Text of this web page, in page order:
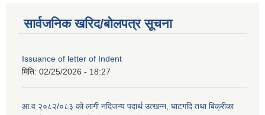
सार्वजनिक खरिद/बोलपत्र सूचना
Issuance of letter of Indent
मिति: 02/25/2026 - 18:27
आ.व २०८२/०८३ को लागी नदिजन्य पदार्थ उत्खन्न, घाटगदि तथा बिक्रीका